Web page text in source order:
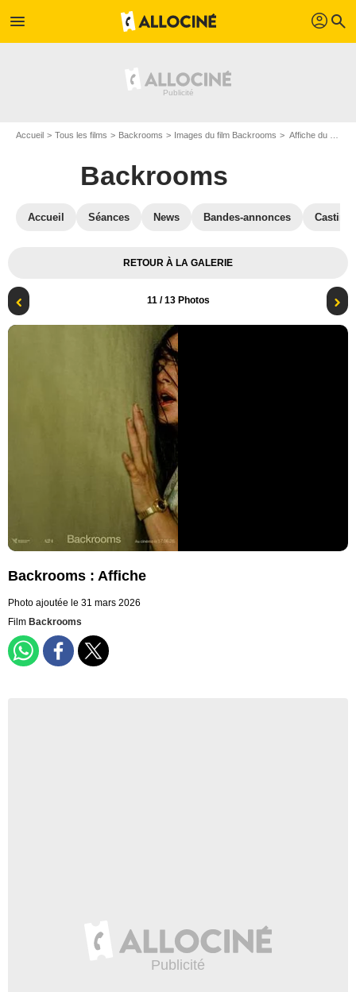
menu profil search
Accueil Tous les films Backrooms Images du film Backrooms Affiche du film Backrooms - Photo 11
Backrooms
Accueil Séances News Bandes-annonces Casting
RETOUR À LA GALERIE
11/ 13 Photos
Backrooms : Affiche
Photo ajoutée le 31 mars 2026
Film Backrooms